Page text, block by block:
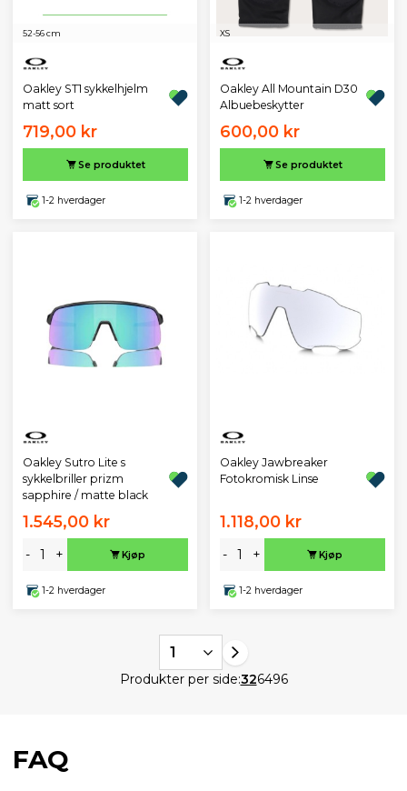
52-56 cm
Oakley ST1 sykkelhjelm
matt sort
719,00 kr
Se produktet
1-2 hverdager
XS
Oakley All Mountain D30
Albuebeskytter
600,00 kr
Se produktet
1-2 hverdager
Oakley Sutro Lite s
sykkelbriller prizm
sapphire / matte black
1.545,00 kr
- + Kjøp
1-2 hverdager
Oakley Jawbreaker
Fotokromisk Linse
1.118,00 kr
- + Kjøp
1-2 hverdager
1
Produkter per side:326496
FAQ